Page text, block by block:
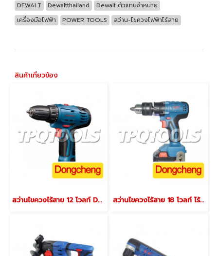
DEWALT Dewaltthailand
Dewalt ตัวแทนจำหน่าย
เครื่องมือไฟฟ้า
POWER TOOLS สว่าน-ไขควงไฟฟ้าไร้สาย
สินค้าเกี่ยวข้อง
สว่านไขควงไร้สาย 12 โวลท์ DCJZ10-10(TYPE E) สว่านไขควงไร้สาย 18 โวลท์ ไร้แปรงถ่าน DCJZ16(Type E)